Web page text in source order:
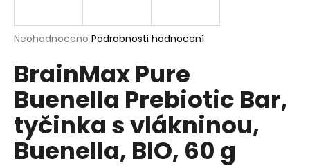
Průměrné
produktu
je
0,0
5
hvězdiček.
Neohodnoceno Podrobnosti hodnocení
BrainMax Pure
Buenella Prebiotic Bar,
tyčinka s vlákninou,
Buenella, BIO, 60 g
j
t
?
HLEDAT